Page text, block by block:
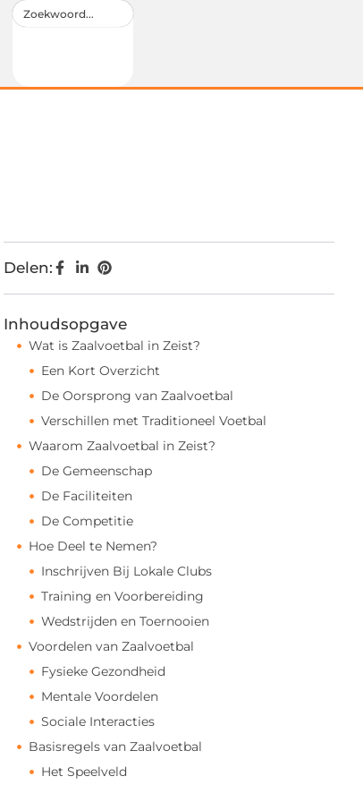
Delen:
Inhoudsopgave
Wat is Zaalvoetbal in Zeist?
Een Kort Overzicht
De Oorsprong van Zaalvoetbal
Verschillen met Traditioneel Voetbal
Waarom Zaalvoetbal in Zeist?
De Gemeenschap
De Faciliteiten
De Competitie
Hoe Deel te Nemen?
Inschrijven Bij Lokale Clubs
Training en Voorbereiding
Wedstrijden en Toernooien
Voordelen van Zaalvoetbal
Fysieke Gezondheid
Mentale Voordelen
Sociale Interacties
Basisregels van Zaalvoetbal
Het Speelveld